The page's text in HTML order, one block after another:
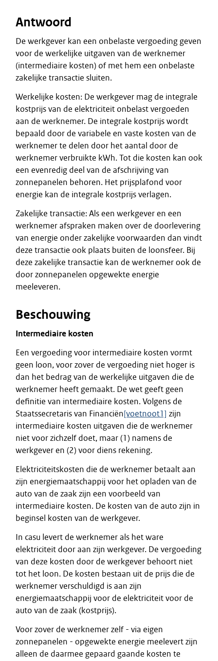
Antwoord
De werkgever kan een onbelaste vergoeding geven
voor de werkelijke uitgaven van de werknemer
(intermediaire kosten) of met hem een onbelaste
zakelijke transactie sluiten.
Werkelijke kosten: De werkgever mag de integrale
kostprijs van de elektriciteit onbelast vergoeden
aan de werknemer. De integrale kostprijs wordt
bepaald door de variabele en vaste kosten van de
werknemer te delen door het aantal door de
werknemer verbruikte kWh. Tot die kosten kan ook
een evenredig deel van de afschrijving van
zonnepanelen behoren. Het prijsplafond voor
energie kan de integrale kostprijs verlagen.
Zakelijke transactie: Als een werkgever en een
werknemer afspraken maken over de doorlevering
van energie onder zakelijke voorwaarden dan vindt
deze transactie ook plaats buiten de loonsfeer. Bij
deze zakelijke transactie kan de werknemer ook de
door zonnepanelen opgewekte energie
meeleveren.
Beschouwing
Intermediaire kosten
Een vergoeding voor intermediaire kosten vormt
geen loon, voor zover de vergoeding niet hoger is
dan het bedrag van de werkelijke uitgaven die de
werknemer heeft gemaakt. De wet geeft geen
definitie van intermediaire kosten. Volgens de
Staatssecretaris van Financiën[voetnoot1] zijn
intermediaire kosten uitgaven die de werknemer
niet voor zichzelf doet, maar (1) namens de
werkgever en (2) voor diens rekening.
Elektriciteitskosten die de werknemer betaalt aan
zijn energiemaatschappij voor het opladen van de
auto van de zaak zijn een voorbeeld van
intermediaire kosten. De kosten van de auto zijn in
beginsel kosten van de werkgever.
In casu levert de werknemer als het ware
elektriciteit door aan zijn werkgever. De vergoeding
van deze kosten door de werkgever behoort niet
tot het loon. De kosten bestaan uit de prijs die de
werknemer verschuldigd is aan zijn
energiemaatschappij voor de elektriciteit voor de
auto van de zaak (kostprijs).
Voor zover de werknemer zelf - via eigen
zonnepanelen - opgewekte energie meelevert zijn
alleen de daarmee gepaard gaande kosten te